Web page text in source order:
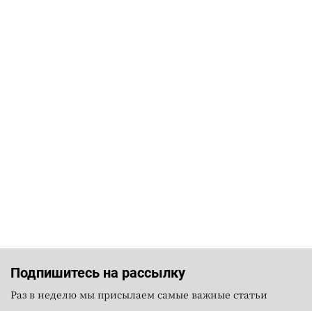
Подпишитесь на рассылку
Раз в неделю мы присылаем самые важные статьи